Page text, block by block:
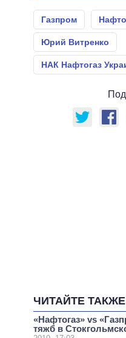
Газпром
Юрий Витренко
НАК Нафтогаз
ЧИТАЙТЕ ТАКЖЕ
«Нафтогаз» vs
тяжб в